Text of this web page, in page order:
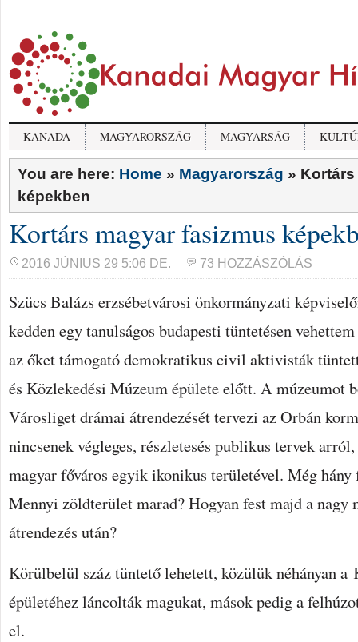
KANADA MAGYARORSZÁG MAGYARSÁG
You are here: Home » Magyarország »
képekben
Kortárs magyar fasizmus
2016 JÚNIUS 29 5:06 DE. 73 HOZZÁSZÓLÁS
Szücs Balázs erzsébetvárosi önkormányzati
kedden egy tanulságos budapesti tüntetésen
az őket támogató demokratikus civil aktivisták
és Közlekedési Múzeum épülete előtt. A múzeumot
Városliget drámai átrendezését tervezi az Orbán
nincsenek végleges, részletesés publikus tervek
magyar főváros egyik ikonikus területével. Még
Mennyi zöldterület marad? Hogyan fest majd a nagy
átrendezés után?
Körülbelül száz tüntető lehetett, közülük néhányan a
épületéhez láncolták magukat, mások pedig a
el.